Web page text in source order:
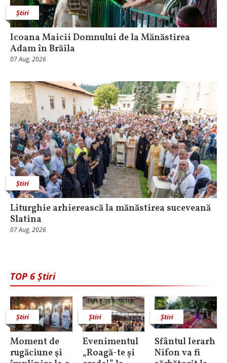
Știri
Icoana Maicii Domnului de la Mănăstirea
Adam în Brăila
07 Aug, 2026
Știri
Liturghie arhierească la mănăstirea suceveană
Slatina
07 Aug, 2026
TOP 6 Știri
Știri
Moment de
rugăciune şi
Știri
Evenimentul
„Roagă-te și
Știri
Sfântul Ierarh
Nifon va fi